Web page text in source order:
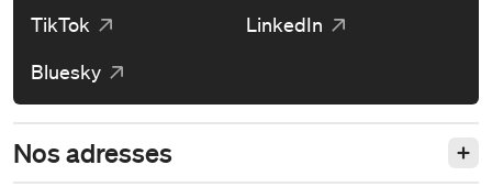
TikTok
LinkedIn
Bluesky
Nos adresses